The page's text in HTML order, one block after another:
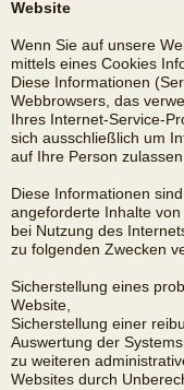
Website
Wenn Sie auf unsere
mittels eines Cookies
Diese Informationen
Webbrowsers, das
Ihres Internet-Service-
sich ausschließlich um
auf Ihre Person
Diese Informationen
angeforderte Inhalte
bei Nutzung des
zu folgenden Zwecken
Sicherstellung eines
Website,
Sicherstellung einer
Auswertung der
zu weiteren
Websites durch